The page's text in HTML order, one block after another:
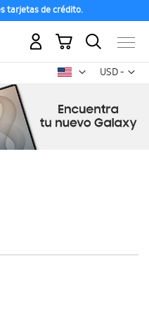
tarjetas de crédito.
USD -
dólar
Mi carrito